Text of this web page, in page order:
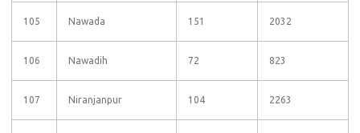
105 Nawada 151 2032
106 Nawadih 72 823
107 Niranjanpur 104 2263